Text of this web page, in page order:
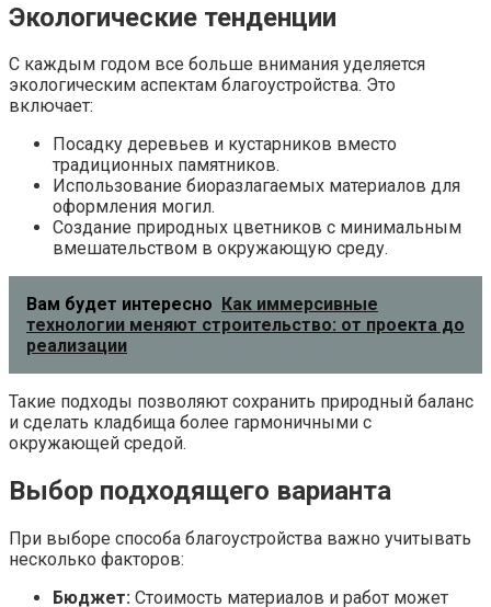
Экологические тенденции
С каждым годом все больше внимания уделяется
экологическим аспектам благоустройства. Это
включает:
Посадку деревьев и кустарников вместо
традиционных памятников.
Использование биоразлагаемых материалов для
оформления могил.
Создание природных цветников с минимальным
вмешательством в окружающую среду.
Вам будет интересно
Как иммерсивные
технологии меняют строительство: от проекта до
реализации
Такие подходы позволяют сохранить природный баланс
и сделать кладбища более гармоничными с
окружающей средой.
Выбор подходящего варианта
При выборе способа благоустройства важно учитывать
несколько факторов:
Бюджет: Стоимость материалов и работ может